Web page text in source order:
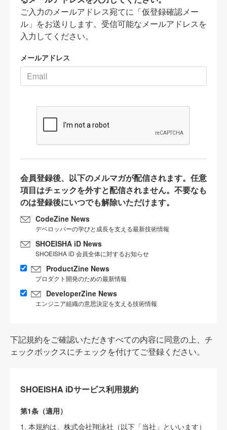
ご入力のメールアドレス宛てに「仮登録確認メー
ル」をお送りします。受信可能なメールアドレスを
入力してください。
メールアドレス
会員登録後、以下のメルマガが配信されます。任意
項目はチェックを外すと配信されません。不要なも
のは登録後にいつでも解除いただけます。
CodeZine News
デベロッパーの学びと成長を支える最新技術情報
SHOEISHA iD News
SHOEISHA iD 会員全体に対するお知らせ
ProductZine News
プロダクト開発のための最新情報
DeveloperZine News
エンジニア組織の意思決定を支える技術情報
下記規約をご確認いただきすべての内容に同意の上、チ
ェックボックスにチェックを付けてご登録ください。
SHOEISHA iDサービス利用規約
第1条（適用）
1. 本規約は、株式会社翔泳社（以下「当社」といいます）